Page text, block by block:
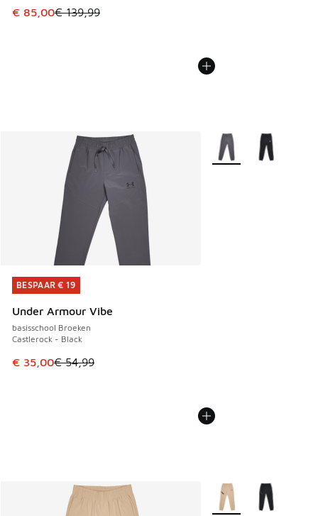
Dit artikel is in de uitverkoop. Dit artikel is in de
€ 85,00€ 139,99
BESPAAR € 19
Under Armour Vibe
basisschool Broeken
Castlerock - Black
Dit artikel is in de uitverkoop. Dit artikel is in de
€ 35,00€ 54,99
BESPAAR € 19
Meer kleuren
Meer kleuren